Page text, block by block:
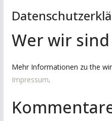
Wer wir sind
Mehr Informationen zu the
Impressum.